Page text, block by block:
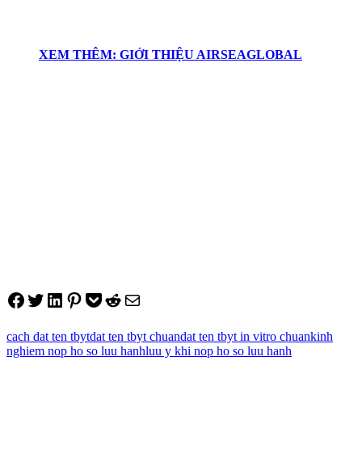
XEM THÊM: GIỚI THIỆU AIRSEAGLOBAL
Share on Facebook
Tweet on Twitter
Share on LinkedIn
Pin on Pinterest
Save to pocket
Share on Reddit
Share via Email
cach dat ten tbytdat ten tbyt chuandat ten tbyt in vitro chuankinh
nghiem nop ho so luu hanhluu y khi nop ho so luu hanh